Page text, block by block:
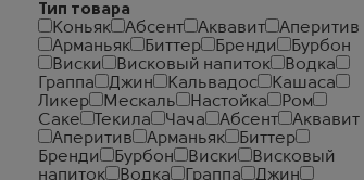
Тип товара
Коньяк
Абсент Аквавит
Аперитив
Арманьяк
Биттер Бренди
Бурбон
Виски
Висковый напиток
Водка
Граппа
Джин Кальвадос
Кашаса
Ликер
Мескаль Настойка
Ром
Саке
Текила Чача Абсент
Аквавит
Аперитив
Арманьяк
Биттер
Бренди
Бурбон Виски
Висковый
напиток
Водка Граппа
Джин